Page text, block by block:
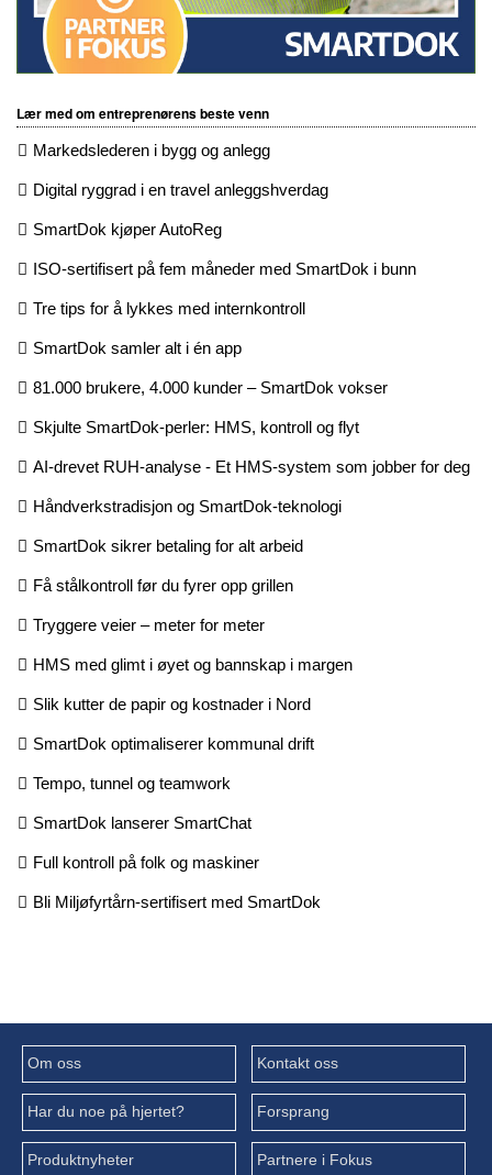
Lær med om entreprenørens beste venn
Markedslederen i bygg og anlegg
Digital ryggrad i en travel anleggshverdag
SmartDok kjøper AutoReg
ISO-sertifisert på fem måneder med SmartDok i bunn
Tre tips for å lykkes med internkontroll
SmartDok samler alt i én app
81.000 brukere, 4.000 kunder – SmartDok vokser
Skjulte SmartDok-perler: HMS, kontroll og flyt
AI-drevet RUH-analyse - Et HMS-system som jobber for deg
Håndverkstradisjon og SmartDok-teknologi
SmartDok sikrer betaling for alt arbeid
Få stålkontroll før du fyrer opp grillen
Tryggere veier – meter for meter
HMS med glimt i øyet og bannskap i margen
Slik kutter de papir og kostnader i Nord
SmartDok optimaliserer kommunal drift
Tempo, tunnel og teamwork
SmartDok lanserer SmartChat
Full kontroll på folk og maskiner
Bli Miljøfyrtårn-sertifisert med SmartDok
Om oss Kontakt oss
Har du noe på hjertet? Forsprang
Produktnyheter Partnere i Fokus